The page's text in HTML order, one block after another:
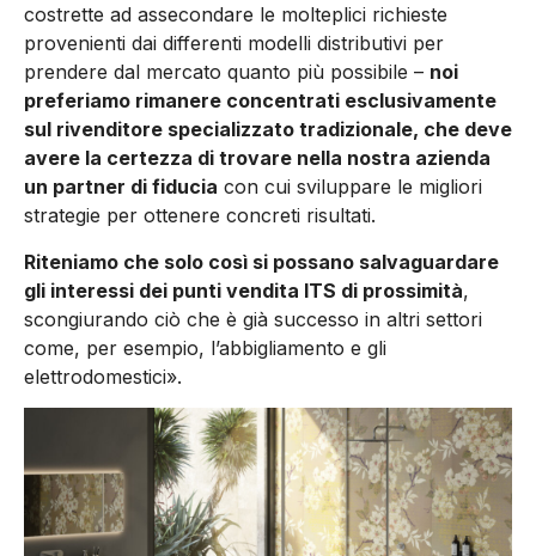
costrette ad assecondare le molteplici richieste
provenienti dai differenti modelli distributivi per
prendere dal mercato quanto più possibile – noi
preferiamo rimanere concentrati esclusivamente
sul rivenditore specializzato tradizionale, che deve
avere la certezza di trovare nella nostra azienda
un partner di fiducia con cui sviluppare le migliori
strategie per ottenere concreti risultati.
Riteniamo che solo così si possano salvaguardare
gli interessi dei punti vendita ITS di prossimità,
scongiurando ciò che è già successo in altri settori
come, per esempio, l’abbigliamento e gli
elettrodomestici».